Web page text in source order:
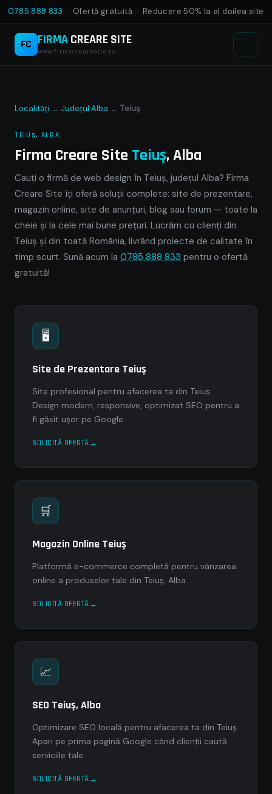
0785 888 833 · Ofertă gratuită · Reducere 50% la al doilea site
FC FIRMACREARE SITE
www.firmacrearesite.ro
Localități → Județul Alba → Teiuş
TEIUŞ, ALBA
Firma Creare Site Teiuş, Alba
Cauți o firmă de web design în Teiuş, județul Alba? Firma
Creare Site îți oferă soluții complete: site de prezentare,
magazin online, site de anunțuri, blog sau forum — toate la
cheie și la cele mai bune prețuri. Lucrăm cu clienți din
Teiuş și din toată România, livrând proiecte de calitate în
timp scurt. Sună acum la 0785 888 833 pentru o ofertă
gratuită!
🖥
Site de Prezentare Teiuş
Site profesional pentru afacerea ta din Teiuş.
Design modern, responsive, optimizat SEO pentru a
fi găsit ușor pe Google.
SOLICITĂ OFERTĂ
🛒
Magazin Online Teiuş
Platformă e-commerce completă pentru vânzarea
online a produselor tale din Teiuş, Alba.
SOLICITĂ OFERTĂ
📈
SEO Teiuş, Alba
Optimizare SEO locală pentru afacerea ta din Teiuş.
Apari pe prima pagină Google când clienții caută
serviciile tale.
SOLICITĂ OFERTĂ